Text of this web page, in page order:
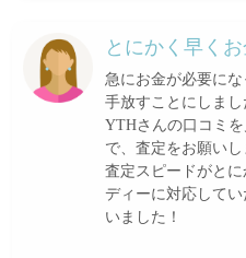
とにかく早く
急にお金が必要に
手放すことにしまし
YTHさんの口コミ
で、査定をお願いし
査定スピードがと
ディーに対応して
いました！